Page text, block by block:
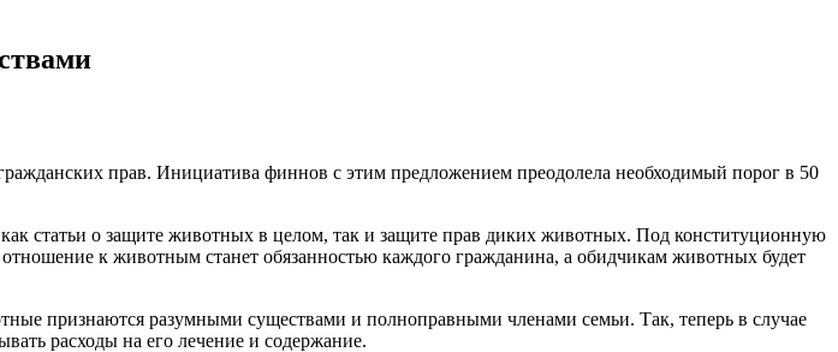
прав. Инициатива финнов с этим предложением преодолела необходимый порог в 50
статьи о защите животных в целом, так и защите прав диких животных. Под конституционную
к животным станет обязанностью каждого гражданина, а обидчикам животных будет
признаются разумными существами и полноправными членами семьи. Так, теперь в случае
расходы на его лечение и содержание.